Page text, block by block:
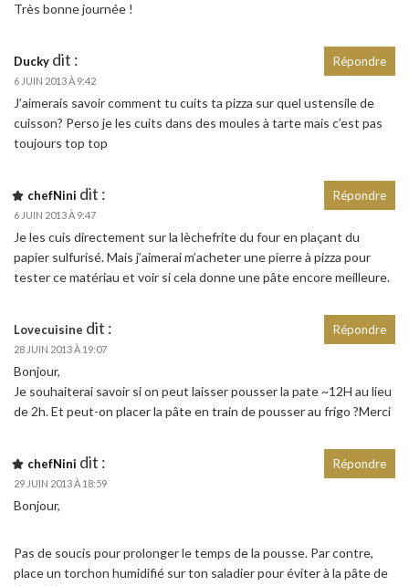
Très bonne journée !
Ducky dit :
6 JUIN 2013 À 9:42
J’aimerais savoir comment tu cuits ta pizza sur quel ustensile de
cuisson? Perso je les cuits dans des moules à tarte mais c’est pas
toujours top top
Répondre
chefNini dit :
6 JUIN 2013 À 9:47
Je les cuis directement sur la lèchefrite du four en plaçant du
papier sulfurisé. Mais j’aimerai m’acheter une pierre à pizza pour
tester ce matériau et voir si cela donne une pâte encore meilleure.
Répondre
Lovecuisine dit :
28 JUIN 2013 À 19:07
Bonjour,
Je souhaiterai savoir si on peut laisser pousser la pate ~12H au lieu
de 2h. Et peut-on placer la pâte en train de pousser au frigo ?Merci
Répondre
chefNini dit :
29 JUIN 2013 À 18:59
Bonjour,
Pas de soucis pour prolonger le temps de la pousse. Par contre,
place un torchon humidifié sur ton saladier pour éviter à la pâte de
Répondre